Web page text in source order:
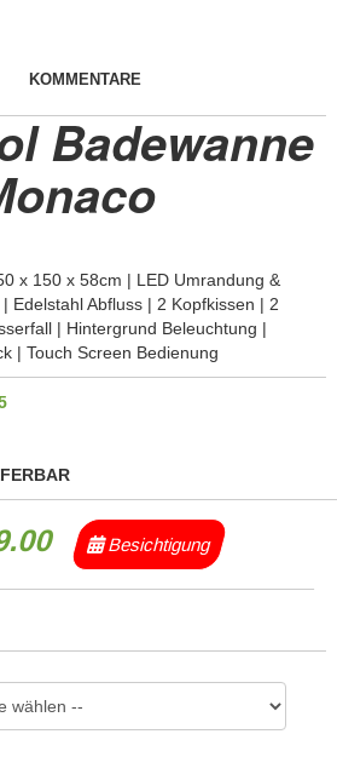
KOMMENTARE
Badewanne
x 150 x 58cm | LED Umrandung &
Edelstahl Abfluss | 2 Kopfkissen | 2
| Hintergrund Beleuchtung |
| Touch Screen Bedienung
Besichtigung